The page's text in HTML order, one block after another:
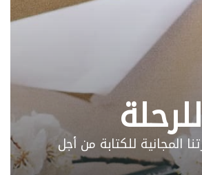
المجانية للكتابة من أجل